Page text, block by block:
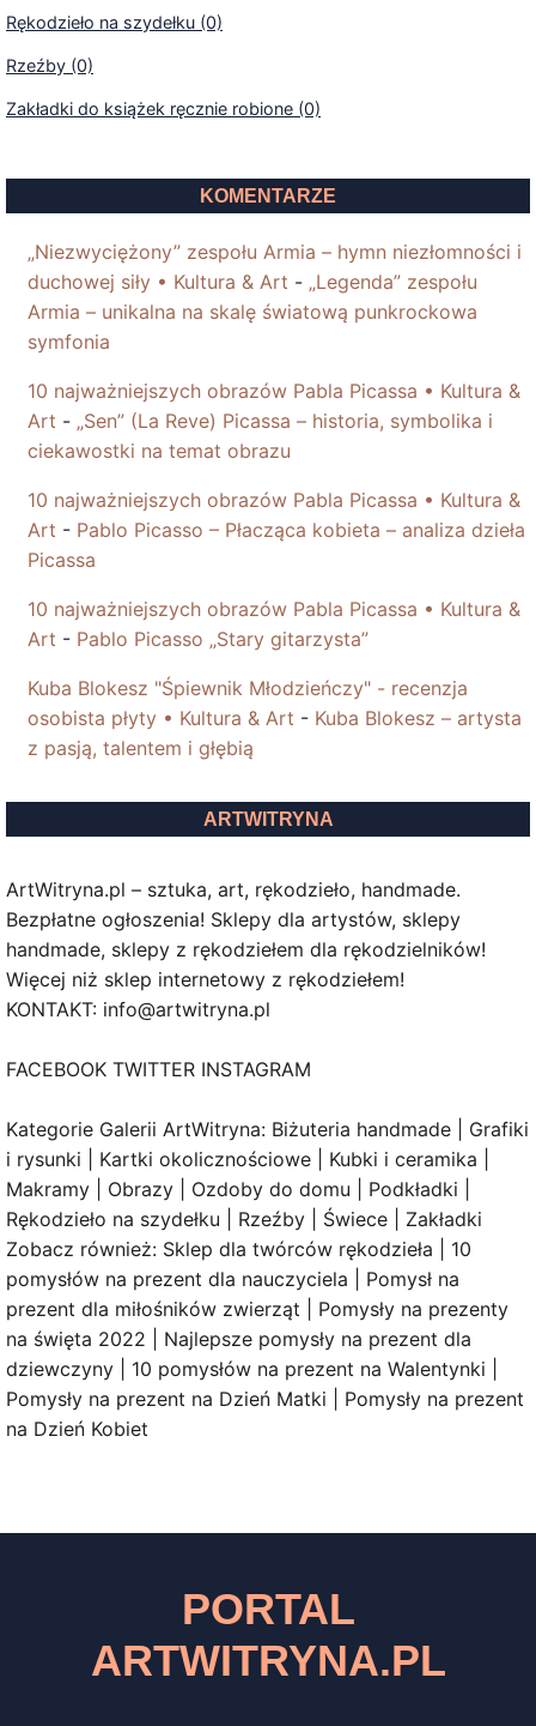
Rękodzieło na szydełku (0)
Rzeźby (0)
Zakładki do książek ręcznie robione (0)
KOMENTARZE
„Niezwyciężony” zespołu Armia – hymn niezłomności i
duchowej siły • Kultura & Art - „Legenda” zespołu
Armia – unikalna na skalę światową punkrockowa
symfonia
10 najważniejszych obrazów Pabla Picassa • Kultura &
Art - „Sen” (La Reve) Picassa – historia, symbolika i
ciekawostki na temat obrazu
10 najważniejszych obrazów Pabla Picassa • Kultura &
Art - Pablo Picasso – Płacząca kobieta – analiza dzieła
Picassa
10 najważniejszych obrazów Pabla Picassa • Kultura &
Art - Pablo Picasso „Stary gitarzysta”
Kuba Blokesz "Śpiewnik Młodzieńczy" - recenzja
osobista płyty • Kultura & Art - Kuba Blokesz – artysta
z pasją, talentem i głębią
ARTWITRYNA
ArtWitryna.pl – sztuka, art, rękodzieło, handmade.
Bezpłatne ogłoszenia! Sklepy dla artystów, sklepy
handmade, sklepy z rękodziełem dla rękodzielników!
Więcej niż sklep internetowy z rękodziełem!
KONTAKT: info@artwitryna.pl
FACEBOOK TWITTER INSTAGRAM
Kategorie Galerii ArtWitryna: Biżuteria handmade | Grafiki
i rysunki | Kartki okolicznościowe | Kubki i ceramika |
Makramy | Obrazy | Ozdoby do domu | Podkładki |
Rękodzieło na szydełku | Rzeźby | Świece | Zakładki
Zobacz również: Sklep dla twórców rękodzieła | 10
pomysłów na prezent dla nauczyciela | Pomysł na
prezent dla miłośników zwierząt | Pomysły na prezenty
na święta 2022 | Najlepsze pomysły na prezent dla
dziewczyny | 10 pomysłów na prezent na Walentynki |
Pomysły na prezent na Dzień Matki | Pomysły na prezent
na Dzień Kobiet
PORTAL
ARTWITRYNA.PL